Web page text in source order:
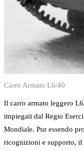
Carro Armato L6/40
Il carro armato leggero
impiegati dal Regio
Mondiale. Pur essendo
ricognizioni e supporto,